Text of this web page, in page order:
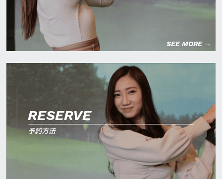
SEE MORE →
RESERVE
予約方法